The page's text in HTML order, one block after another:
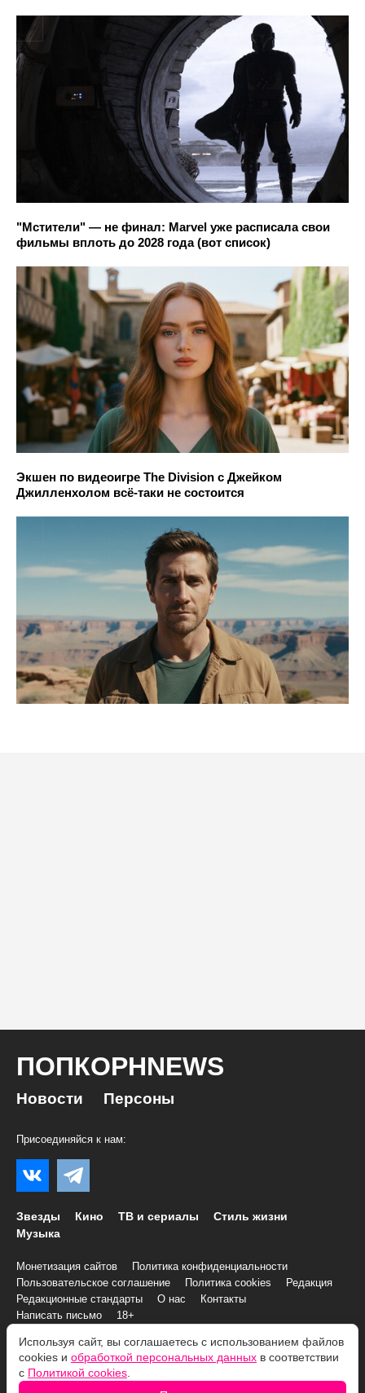
"Мстители" — не финал: Marvel уже расписала свои
фильмы вплоть до 2028 года (вот список)
Экшен по видеоигре The Division с Джейком
Джилленхолом всё-таки не состоится
ПОПКОРНNEWS
Новости Персоны
Присоединяйся к нам:
Звезды Кино ТВ и сериалы
Стиль жизни
Музыка
Монетизация сайтов
Политика конфиденциальности
Пользовательское соглашение
Политика cookies
Редакция
Редакционные стандарты
О нас
Контакты
Написать письмо
18+
© 2007–2026 Все права и материалы принадлежат
«ПОПКОРНNEWS»
При копировании информации необходимо соблюдать
Используя сайт, вы соглашаетесь с использованием файлов
cookies и обработкой персональных данных в соответствии
с Политикой cookies